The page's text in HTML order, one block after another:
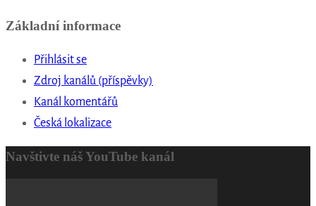
Základní informace
Přihlásit se
Zdroj kanálů (příspěvky)
Kanál komentářů
Česká lokalizace
Navštivte náš YouTube kanál